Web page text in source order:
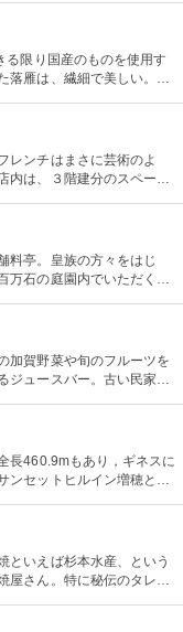
武家屋敷跡野村家がある。
る限り国産のものを使用す
落雁は、繊細で美しい。口
レンチはまさに芸術のよ
内は、３階建分のスペース
いしよう。ランチ・ディナ
。
料亭。皇族の方々をはじ
石の庭園内でいただく加
加賀野菜や旬のフルーツを
ュースバー。古い民家の
楽しみ。
長460.9mもあり，ギネスに
ンセットヒルイン増穂と呼
といえば杉本水産、という
さん。特に秘伝のタレを